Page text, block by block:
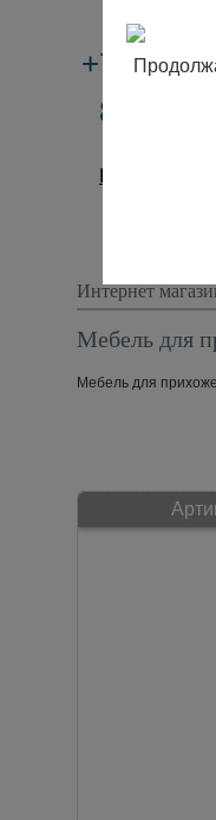
+7 (495)
8 (800)
Интернет
Мебель для
Мебель для